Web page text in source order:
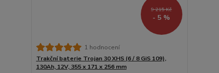
9 215 Kč
- 5 %
1 hodnocení
Trakční baterie Trojan 30 XHS (6 / 8 GiS 109),
130Ah, 12V, 355 x 171 x 256 mm